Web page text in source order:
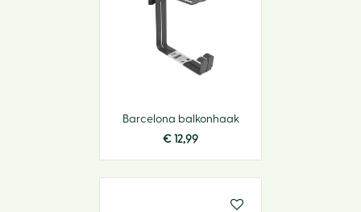
Barcelona balkonhaak
€ 12,99